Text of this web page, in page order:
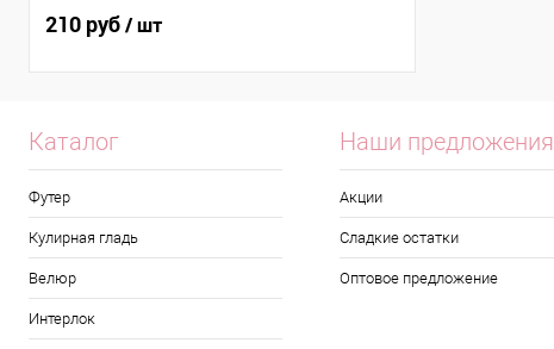
210 руб/ шт
Каталог
Футер
Кулирная гладь
Велюр
Интерлок
Наши предложения
Акции
Сладкие остатки
Оптовое предложение